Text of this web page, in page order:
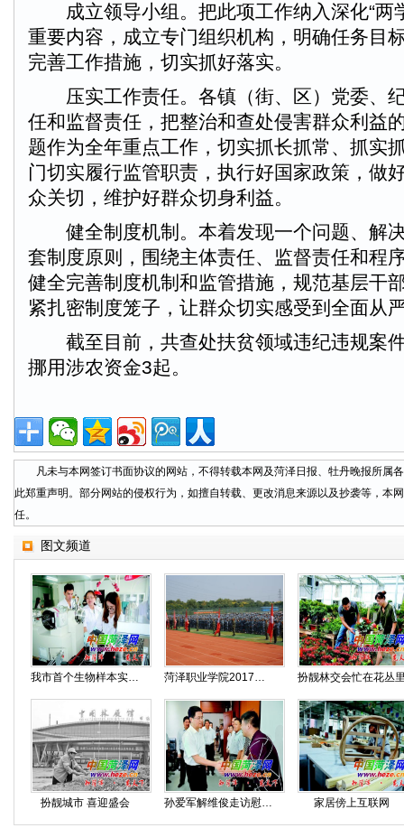
成立领导小组。把此项工作纳入深化“两
重要内容，成立专门组织机构，明确任务目
完善工作措施，切实抓好落实。
压实工作责任。各镇（街、区）党委、
任和监督责任，把整治和查处侵害群众利益
题作为全年重点工作，切实抓长抓常、抓实
门切实履行监管职责，执行好国家政策，做
众关切，维护好群众切身利益。
健全制度机制。本着发现一个问题、解
套制度原则，围绕主体责任、监督责任和程
健全完善制度机制和监管措施，规范基层干
紧扎密制度笼子，让群众切实感受到全面从
截至目前，共查处扶贫领域违纪违规案
挪用涉农资金3起。
凡未与本网签订书面协议的网站，不得转载本网及菏泽日报、牡丹晚报所属
此郑重声明。部分网站的侵权行为，如擅自转载、更改消息来源以及抄袭等，本
任。
图文频道
我市首个生物样本实验室即将投入使用 菏泽职业学院2017级新生开学典礼暨军训动员大会隆重举行 扮靓林交会忙在花丛
扮靓城市 喜迎盛会 孙爱军解维俊走访慰问教师代表 家居傍上互联网